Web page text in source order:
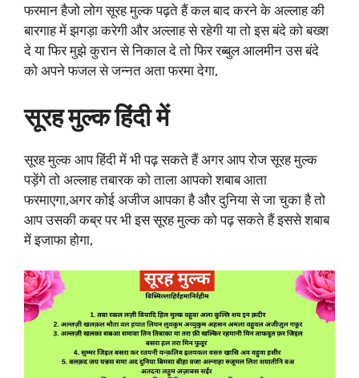
फरमान हैजो लोग सूरह मुल्क पढ़ते हैं कल बाद करने के अल्लाह की
बारगाह में झगड़ा करेगी और अल्लाह से रहेगी या तो इस बंदे को बख्श
दे या फिर मुझे कुरान से निकाल दे तो फिर रब्बुल आलमीन उस बंदे
को अपने फजल से जन्नत अता फरमा देगा,
सूरह मुल्क हिंदी में
सूरह मुल्क आप हिंदी में भी पढ़ सकते हैं अगर आप रोज सूरह मुल्क
पड़ेंगे तो अल्लाह तबारक को ताला आपको शबाब आता
फरमाएगा,अगर कोई अजीज आपका है और दुनिया से जा चुका है तो
आप उसकी कब्र पर भी इस सूरह मुल्क को पढ़ सकते हैं इससे शबाब
में इजाफा होगा,